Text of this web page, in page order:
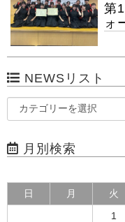
第
ォ
NEWSリスト
月別検索
日 月 火
1